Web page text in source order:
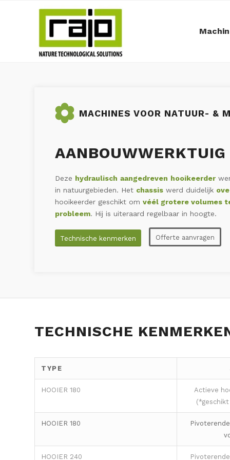
MACHINES VOOR NATUUR- &
AANBOUWWERKTUIG
Deze hydraulisch aangedreven hooikeerder
in natuurgebieden. Het chassis werd duidelijk
hooikeerder geschikt om véél grotere volumes te
probleem. Hij is uiteraard regelbaar in hoogte.
Technische kenmerken Offerte aanvragen
TECHNISCHE
TYPE
HOOIER 180
Actieve
HOOIER 180
HOOIER 240